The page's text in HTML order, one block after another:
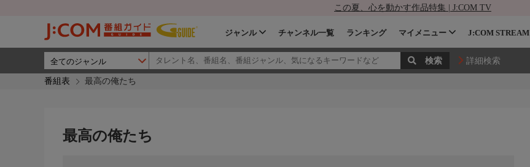
この夏、心を動かす作品特集 | J:COM TV
ジャンル チャンネル一覧 ランキング マイメニュー J:COM STREAM
詳細検索
番組表 最高の俺たち
最高の俺たち